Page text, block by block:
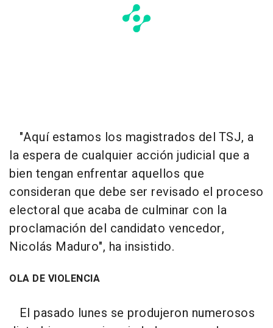
"Aquí estamos los magistrados del TSJ, a
la espera de cualquier acción judicial que a
bien tengan enfrentar aquellos que
consideran que debe ser revisado el proceso
electoral que acaba de culminar con la
proclamación del candidato vencedor,
Nicolás Maduro", ha insistido.
OLA DE VIOLENCIA
El pasado lunes se produjeron numerosos